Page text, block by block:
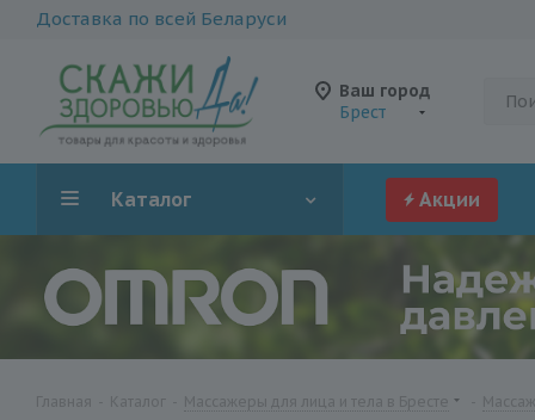
Доставка по всей Беларуси
Ваш город
Брест
Каталог Акции